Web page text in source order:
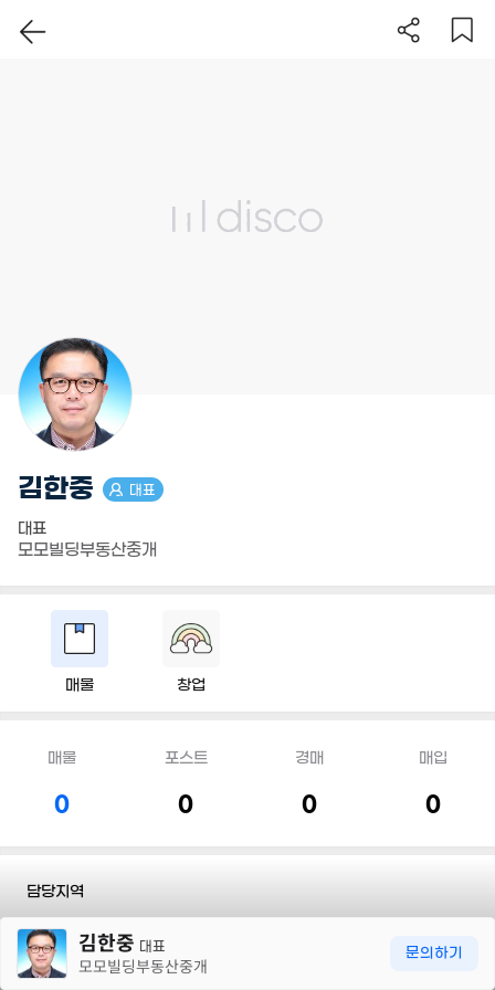
김한중 대표
대표
모모빌딩부동산중개
매물 창업
매물
0
포스트
0
경매
0
매입
0
담당지역
전화 김한중 대표
모모빌딩부동산중개
문의하기